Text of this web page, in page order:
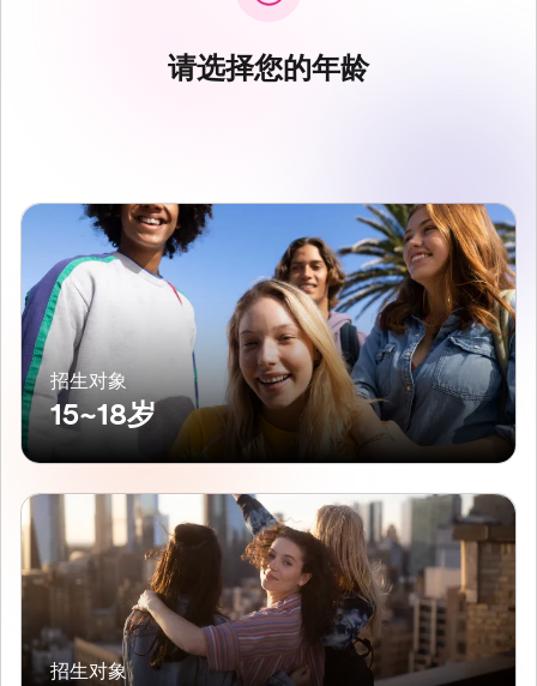
请选择您的年龄
招生对象
15~18岁
招生对象